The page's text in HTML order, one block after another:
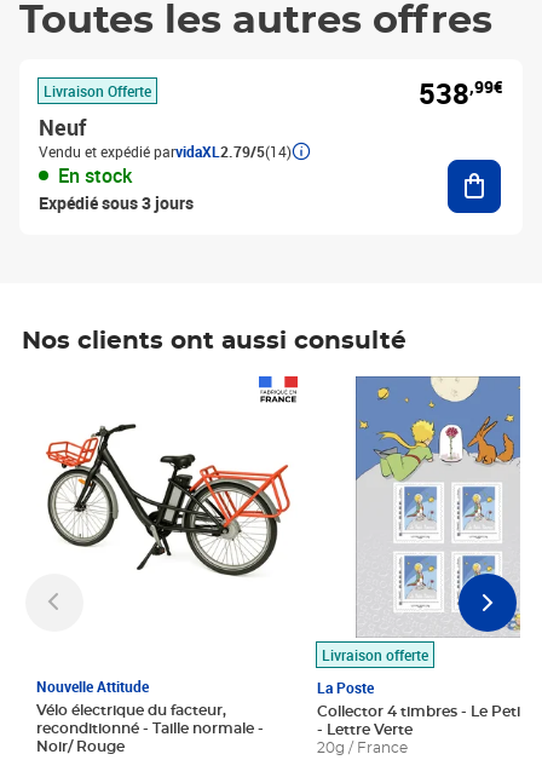
Toutes les autres offres
Livraison Offerte
Neuf
Vendu et expédié parvidaXL 2.79/5(14)
En stock
Expédié sous 3 jours
538,99€
Nos clients ont aussi consulté
Nouvelle Attitude
Vélo électrique du facteur,
reconditionné - Taille normale -
Noir/ Rouge
Livraison offerte
La Poste
Collector 4 timbres - Le Petit
- Lettre Verte
20g / France
Prix 7,50€